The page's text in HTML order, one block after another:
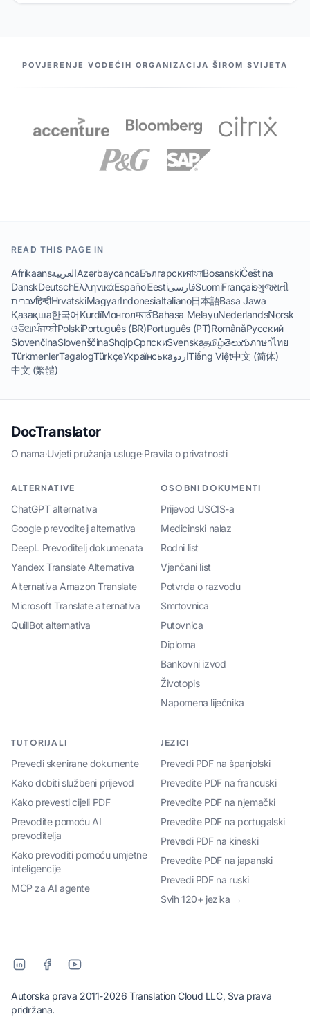
NAŠI PARTNERI
POVJERENJE VODEĆIH ORGANIZACIJA ŠIROM SVIJETA
READ THIS PAGE IN
AfrikaansالعربيةAzərbaycancaБългарскиবাংলাBosanskiČeština
DanskDeutschΕλληνικάEspañolEestiفارسیSuomiFrançaisગુજરાતી
עבריתहिन्दीHrvatskiMagyarIndonesiaItaliano日本語Basa Jawa
Қазақша한국어KurdîМонголमराठीBahasa MelayuNederlandsNorsk
ଓଡିଆਪੰਜਾਬੀPolskiPortuguês (BR)Português (PT)RomânăРусский
SlovenčinaSlovenščinaShqipСрпскиSvenskaதமிழ்తెలుగుภาษาไทย
TürkmenlerTagalogTürkçeУкраїнськаاردوTiếng Việt中文 (简体)
中文 (繁體)
DocTranslator
O nama·Uvjeti pružanja usluge·Pravila o privatnosti
ALTERNATIVE
ChatGPT alternativa
Google prevoditelj alternativa
DeepL Prevoditelj dokumenata
Yandex Translate Alternativa
Alternativa Amazon Translate
Microsoft Translate alternativa
QuillBot alternativa
OSOBNI DOKUMENTI
Prijevod USCIS-a
Medicinski nalaz
Rodni list
Vjenčani list
Potvrda o razvodu
Smrtovnica
Putovnica
Diploma
Bankovni izvod
Životopis
Napomena liječnika
TUTORIJALI
Prevedi skenirane dokumente
Kako dobiti službeni prijevod
Kako prevesti cijeli PDF
Prevodite pomoću AI
prevoditelja
Kako prevoditi pomoću umjetne
inteligencije
MCP za AI agente
JEZICI
Prevedi PDF na španjolski
Prevedite PDF na francuski
Prevedite PDF na njemački
Prevedite PDF na portugalski
Prevedi PDF na kineski
Prevedite PDF na japanski
Prevedi PDF na ruski
Svih 120+ jezika →
Autorska prava 2011-2026 Translation Cloud LLC, Sva prava
pridržana.